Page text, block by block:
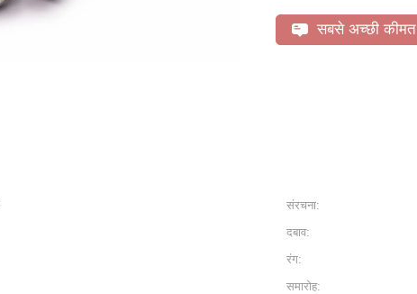
सबसे अच्छी कीमत
संरचना:
दबाव:
रंग:
समारोह: